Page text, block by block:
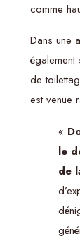
comme
Dans une
de
est venue
«
le
de